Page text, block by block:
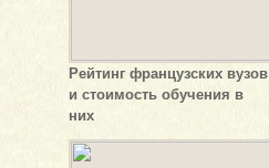
Рейтинг французских вузов
и стоимость обучения в
них